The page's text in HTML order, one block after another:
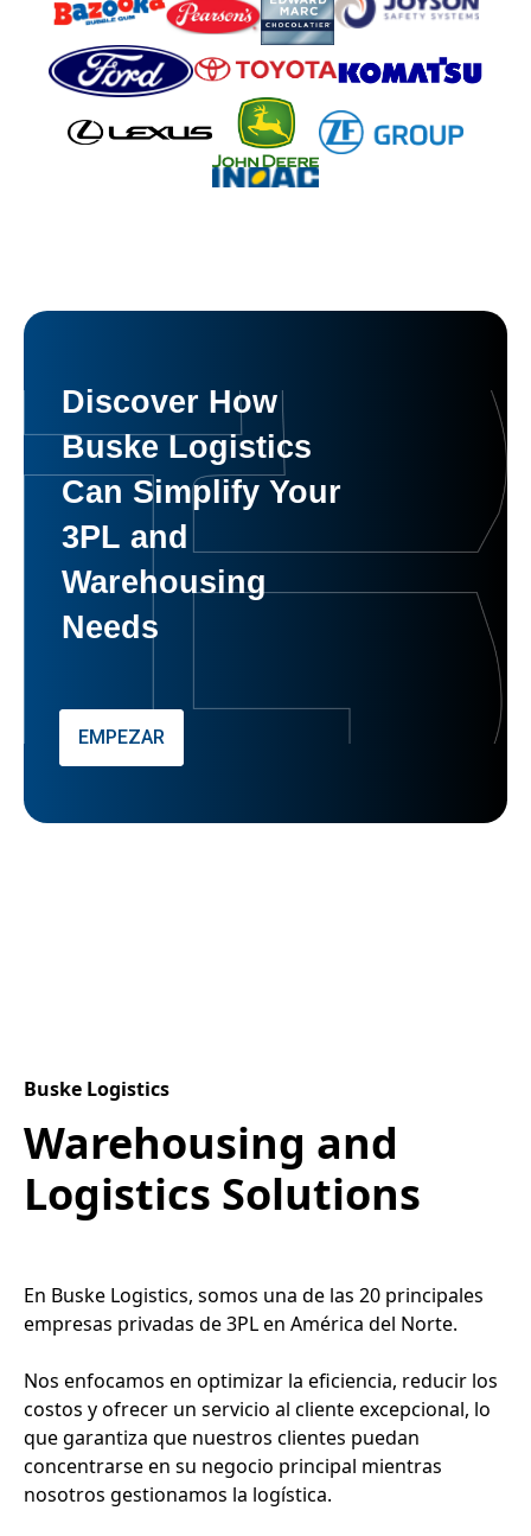
Discover How
Buske Logistics
Can Simplify Your
3PL and
Warehousing
Needs
EMPEZAR
Buske Logistics
Warehousing and
Logistics Solutions
En Buske Logistics, somos una de las 20 principales
empresas privadas de 3PL en América del Norte.
Nos enfocamos en optimizar la eficiencia, reducir los
costos y ofrecer un servicio al cliente excepcional, lo
que garantiza que nuestros clientes puedan
concentrarse en su negocio principal mientras
nosotros gestionamos la logística.